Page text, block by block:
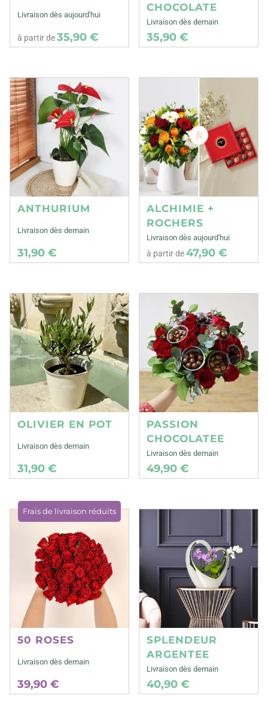
Livraison dès aujourd'hui
à partir de35,90 €
CHOCOLATE
Livraison dès demain
35,90 €
ANTHURIUM
Livraison dès demain
31,90 €
ALCHIMIE +
ROCHERS
Livraison dès aujourd'hui
à partir de47,90 €
OLIVIER EN POT
Livraison dès demain
31,90 €
PASSION
CHOCOLATEE
Livraison dès demain
49,90 €
Frais de livraison réduits
50 ROSES
Livraison dès demain
39,90 €
SPLENDEUR
ARGENTEE
Livraison dès demain
40,90 €